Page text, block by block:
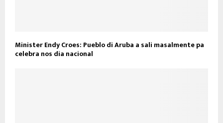
Minister Endy Croes: Pueblo di Aruba a sali masalmente pa
celebra nos dia nacional